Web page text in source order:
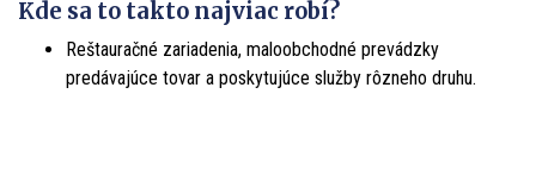
Kde sa to takto najviac robí?
Reštauračné zariadenia, maloobchodné prevádzky
predávajúce tovar a poskytujúce služby rôzneho druhu.